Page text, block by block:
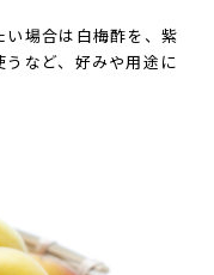
場合は白梅酢を、紫
など、好みや用途に